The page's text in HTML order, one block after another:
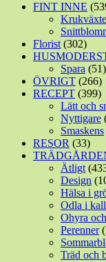
FINT INNE
Florist(302)
Spara (51)
ÖVRIGT (266)
RECEPT (399)
Lätt och
Nyttigare
Smaskens
RESOR (33)
Ätligt
Design
Hälsa i
Odla i
Ohyra
Perenner
Träd och